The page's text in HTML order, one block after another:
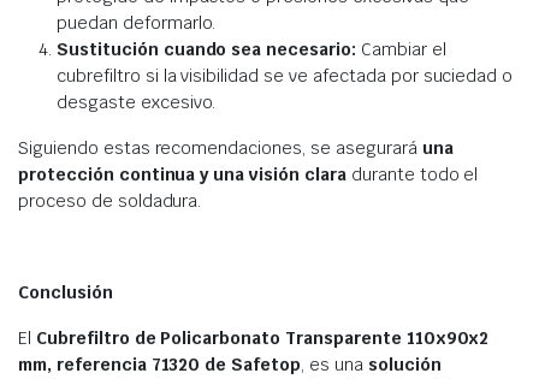
puedan deformarlo.
Sustitución cuando sea necesario: Cambiar el
cubrefiltro si la visibilidad se ve afectada por suciedad o
desgaste excesivo.
Siguiendo estas recomendaciones, se asegurará una
protección continua y una visión claradurante todo el
proceso de soldadura.
Conclusión
El Cubrefiltro de Policarbonato Transparente 110x90x2
mm, referencia 71320 de Safetop, es una solución